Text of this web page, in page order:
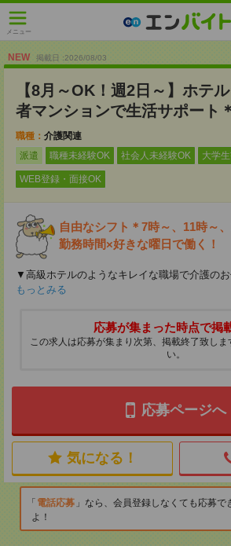
メニュー
NEW 掲載日 :2026/08/03
【8月～OK！週2日～】ホテ
者マンションで生活サポート
職種： 介護関連
派遣
職種未経験OK 社会人未経験OK 大学
WEB登録・面接OK
自由なシフト＊7時～、11時～
勤務時間×好きな曜日で働く！
▼高級ホテルのようなキレイな職場で介護の
もっとみる
応募が集まった時点で掲
この求人は応募が集まり次第、掲載終了致しま
い。
応募ページへ
気になる！
電話応募
なら、会員登録しなくても応募で
よ！